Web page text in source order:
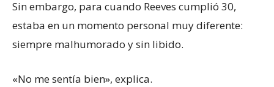
Sin embargo, para cuando Reeves cumplió 30,
estaba en un momento personal muy diferente:
siempre malhumorado y sin libido.
«No me sentía bien», explica.